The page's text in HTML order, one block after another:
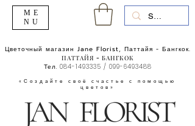
«Создайте своё счастье с помощью
цветов»
Цветочный магазин Jane Florist, Паттайя - Бангкок.
ПАТТАЙЯ - БАНГКОК
Тел. 084-1493335 / 099-6493488
ME
NU